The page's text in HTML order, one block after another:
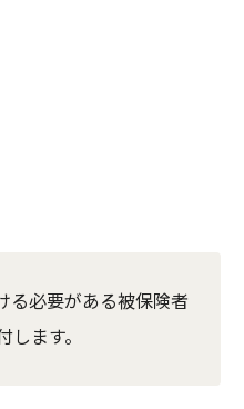
る必要がある被保険者
ます。